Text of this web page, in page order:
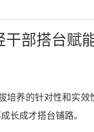
干部搭台赋
养的针对性和实效
长成才搭台铺路。